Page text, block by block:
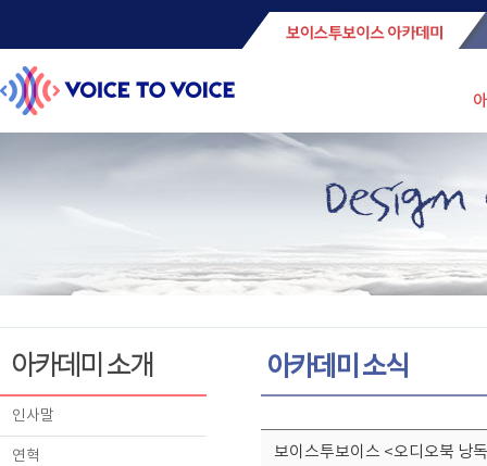
아카데미 소개
인사말
연혁
아카데미 소식
보이스투보이스 <오디오북 낭